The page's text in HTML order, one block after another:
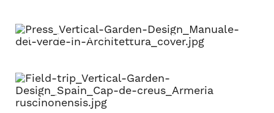
MANUALE DEL VERDE IN ARCHITETTURA
CAP DE CREUS